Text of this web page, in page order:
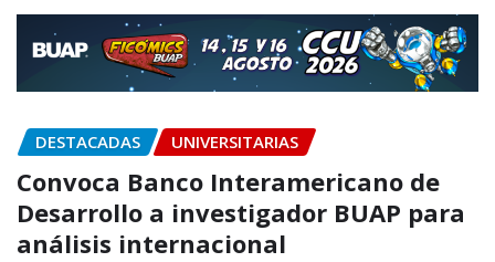
DESTACADAS UNIVERSITARIAS
Convoca Banco Interamericano de
Desarrollo a investigador BUAP para
análisis internacional